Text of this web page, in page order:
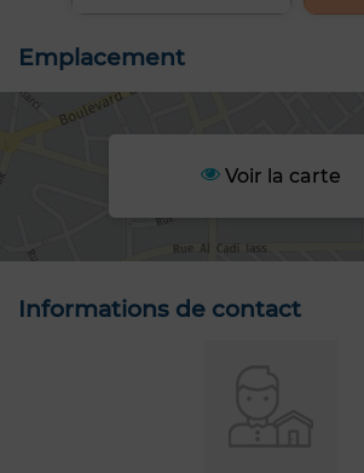
Emplacement
Voir la carte
Informations de contact